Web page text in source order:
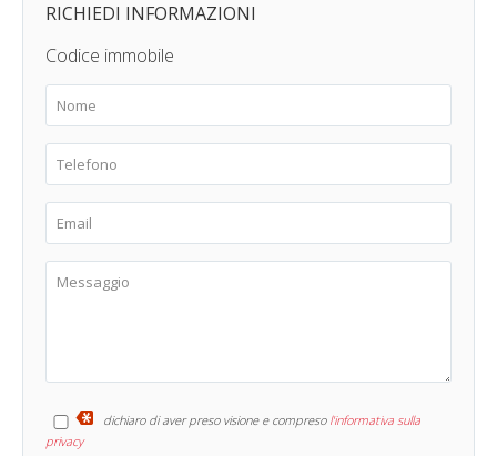
RICHIEDI INFORMAZIONI
Codice immobile
dichiaro di aver preso visione e compreso l'informativa sulla
privacy